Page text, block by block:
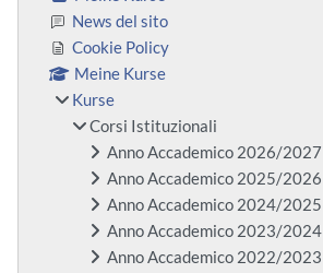
News del sito
Cookie Policy
Meine Kurse
Kurse
Corsi Istituzionali
Anno Accademico 2026/2027
Anno Accademico 2025/2026
Anno Accademico 2024/2025
Anno Accademico 2023/2024
Anno Accademico 2022/2023